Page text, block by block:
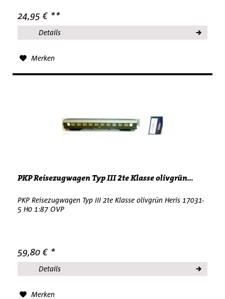
24,95 € **
Details
Merken
PKP Reisezugwagen Typ III 2te Klasse olivgrün...
PKP Reisezugwagen Typ III 2te Klasse olivgrün Heris 17031-
5 H0 1:87 OVP
59,80 € *
Details
Merken